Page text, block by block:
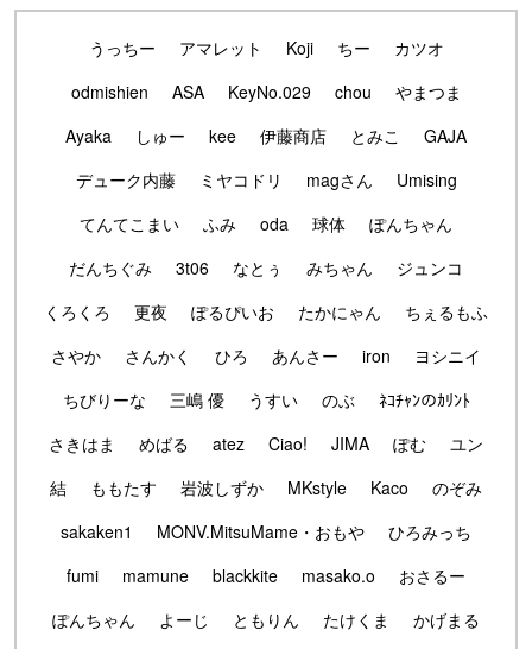
うっちー アマレット Koji ちー
カツオ
odmishien
ASA KeyNo.029 chou
やまつま
Ayaka
しゅー kee 伊藤商店 とみこ
GAJA
デューク内藤
ミヤコドリ magさん
Umising
てんてこまい
ふみ oda 球体
ぽんちゃん
だんちぐみ
3t06 なとぅ みちゃん
ジュンコ
くろくろ
更夜 ぽるぴいお たかにゃん
ちぇるもふ
さやか
さんかく ひろ あんさー iron
ヨシニイ
ちびりーな
三嶋 優 うすい のぶ
ﾈｺﾁｬﾝのｶﾘﾝﾄ
さきはま
めばる atez Ciao! JIMA ぽむ
ユン
結
ももたす 岩波しずか MKstyle Kaco
のぞみ
sakaken1
MONV.MitsuMame・おもや
ひろみっち
fumi
mamune blackkite masako.o
おさるー
ぽんちゃん
よーじ ともりん たけくま
かげまる